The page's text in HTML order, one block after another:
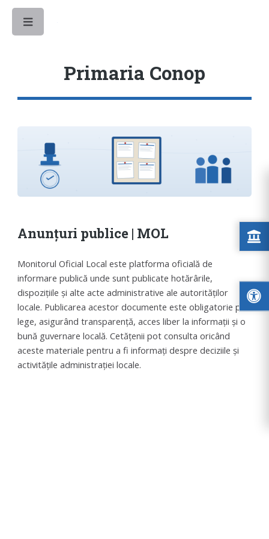
Primaria Conop
Anunțuri publice | MOL
Monitorul Oficial Local este platforma oficială de
informare publică unde sunt publicate hotărârile,
dispozițiile și alte acte administrative ale autorităților
locale. Publicarea acestor documente este obligatorie prin
lege, asigurând transparență, acces liber la informații și o
bună guvernare locală. Cetățenii pot consulta oricând
aceste materiale pentru a fi informați despre deciziile și
activitățile administrației locale.